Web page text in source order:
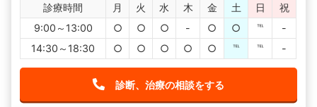
診療時間 月 火 水 木 金 土 日
祝
9:00～13:00
○ ○ ○ - ○ ○ ℡
-
14:30～18:30
○ ○ ○ ○ ○ ℡ ℡ -
診断、治療の相談をする